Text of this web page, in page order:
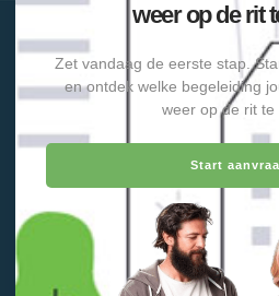
weer op de rit
Zet vandaag de eerste stap.
en ontdek welke begeleiding
weer op de rit te
Start